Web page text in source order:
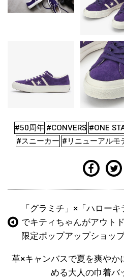
#50周年 #CONVERS #ONE
#スニーカー #リニューアルモ
「グラミチ」×「ハロー
でキティちゃんがアウト
限定ポップアップショッ
革×キャンバスで夏を爽やか
める大人の巾着バ